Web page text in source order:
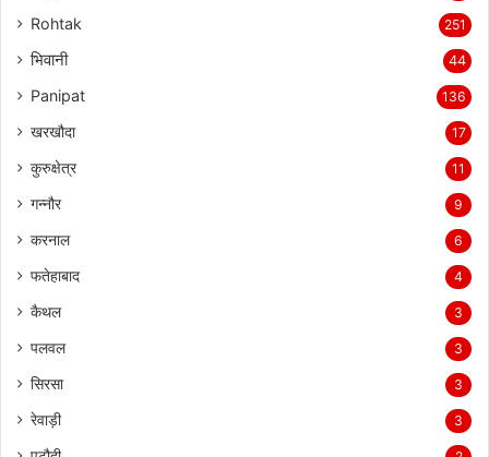
Rohtak 251
भिवानी 44
Panipat 136
खरखौदा 17
कुरुक्षेत्र 11
गन्नौर 9
करनाल 6
फतेहाबाद 4
कैथल 3
पलवल 3
सिरसा 3
रेवाड़ी 3